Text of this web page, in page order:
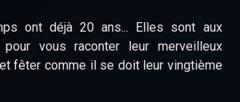
ont déjà 20 ans... Elles sont aux
pour vous raconter leur merveilleux
fêter comme il se doit leur vingtième